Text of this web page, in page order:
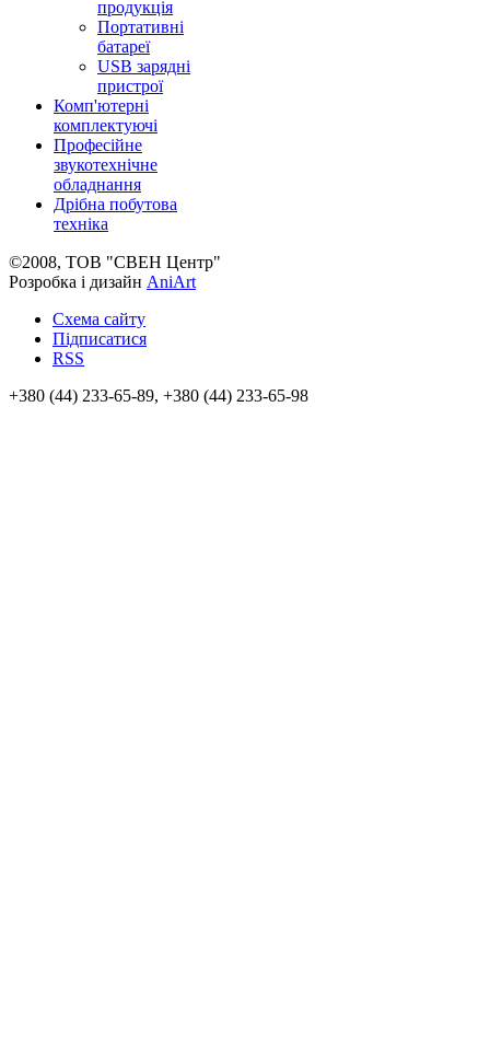
продукція
Портативні
батареї
USB зарядні
пристрої
Комп'ютерні
комплектуючі
Професійне
звукотехнічне
обладнання
Дрібна побутова
техніка
©2008, ТОВ "СВЕН Центр"
Розробка і дизайн AniArt
Схема сайту
Підписатися
RSS
+380 (44) 233-65-89, +380 (44) 233-65-98